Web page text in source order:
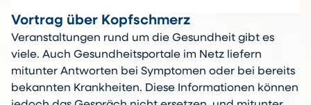
Vortrag über Kopfschmerz
Veranstaltungen rund um die Gesundheit gibt es
viele. Auch Gesundheitsportale im Netz liefern
mitunter Antworten bei Symptomen oder bei bereits
bekannten Krankheiten. Diese Informationen können